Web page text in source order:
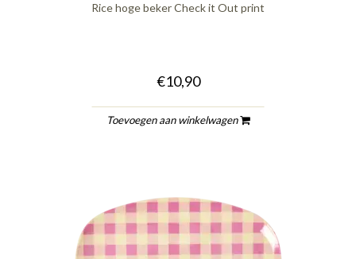
Rice hoge beker Check it Out print
€10,90
Toevoegen aan winkelwagen